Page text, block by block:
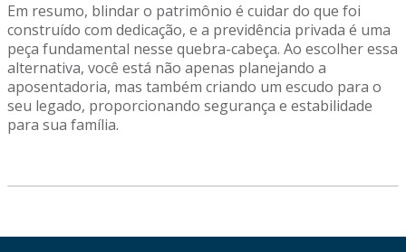
Em resumo, blindar o patrimônio é cuidar do que foi
construído com dedicação, e a previdência privada é uma
peça fundamental nesse quebra-cabeça. Ao escolher essa
alternativa, você está não apenas planejando a
aposentadoria, mas também criando um escudo para o
seu legado, proporcionando segurança e estabilidade
para sua família.